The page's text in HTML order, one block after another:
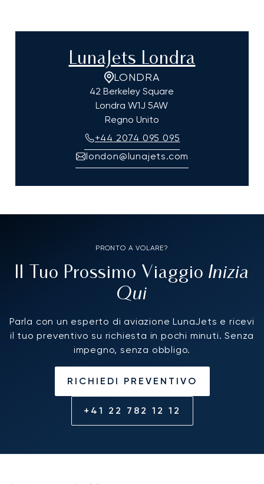
LunaJets Londra
LONDRA
42 Berkeley Square
Londra W1J 5AW
Regno Unito
+44 2074 095 095
london@lunajets.com
PRONTO A VOLARE?
Il Tuo Prossimo Viaggio Inizia
Qui
Parla con un esperto di aviazione LunaJets e ricevi
il tuo preventivo su richiesta in pochi minuti. Senza
impegno, senza obbligo.
RICHIEDI PREVENTIVO
+41 22 782 12 12